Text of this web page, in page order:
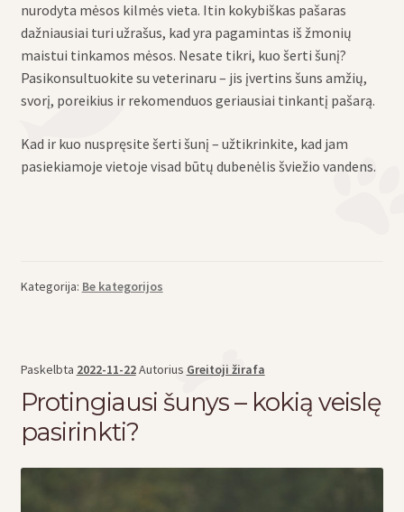
nurodyta mėsos kilmės vieta. Itin kokybiškas pašaras
dažniausiai turi užrašus, kad yra pagamintas iš žmonių
maistui tinkamos mėsos. Nesate tikri, kuo šerti šunį?
Pasikonsultuokite su veterinaru – jis įvertins šuns amžių,
svorį, poreikius ir rekomenduos geriausiai tinkantį pašarą.
Kad ir kuo nuspręsite šerti šunį – užtikrinkite, kad jam
pasiekiamoje vietoje visad būtų dubenėlis šviežio vandens.
Kategorija: Be kategorijos
Paskelbta 2022-11-22Autorius Greitoji žirafa
Protingiausi šunys – kokią veislę
pasirinkti?